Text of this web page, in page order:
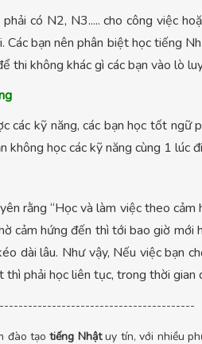
có N2, N3..... cho công việc
Các bạn nên phân biệt học tiếng
thi không khác gì các bạn vào lò
các kỹ năng, các bạn học tốt
không học các kỹ năng cùng 1 lúc
rằng “Học và làm việc theo
cảm hứng đến thì tới bao giờ
dài lâu. Như vậy, Nếu việc bạn
phải học liên tục, trong thời gian
đào tạotiếng Nhậtuy tín, với nhiều